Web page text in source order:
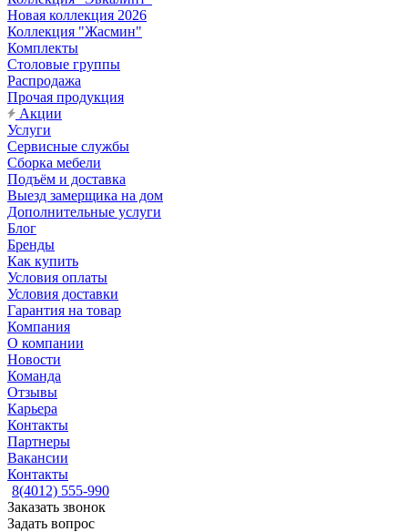
Новая коллекция 2026
Коллекция "Жасмин"
Комплекты
Столовые группы
Распродажа
Прочая продукция
Акции
Услуги
Сервисные службы
Сборка мебели
Подъём и доставка
Выезд замерщика на дом
Дополнительные услуги
Блог
Бренды
Как купить
Условия оплаты
Условия доставки
Гарантия на товар
Компания
О компании
Новости
Команда
Отзывы
Карьера
Контакты
Партнеры
Вакансии
Контакты
8(4012) 555-990
Заказать звонок
Задать вопрос